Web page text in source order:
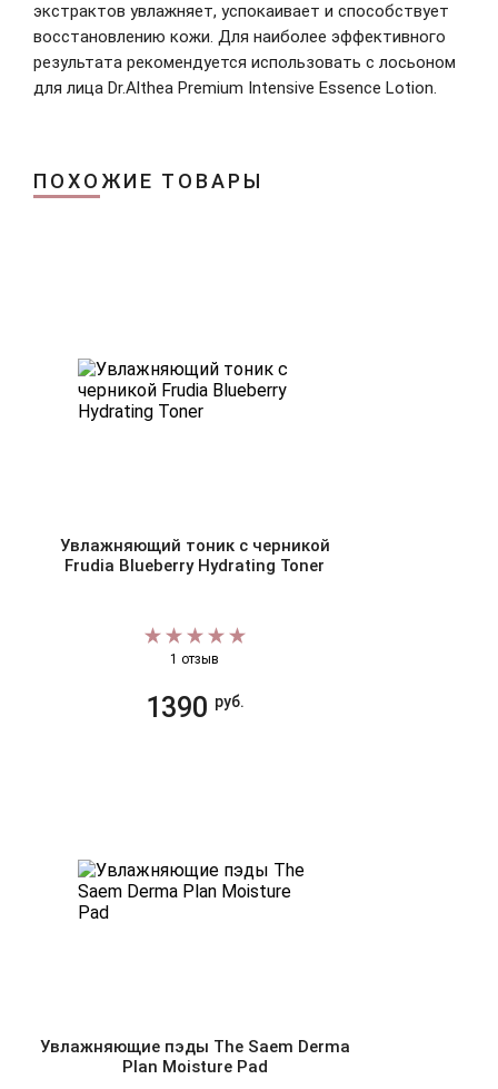
экстрактов увлажняет, успокаивает и способствует
восстановлению кожи. Для наиболее эффективного
результата рекомендуется использовать с лосьоном
для лица Dr.Althea Premium Intensive Essence Lotion.
Зарегистрироваться
ПОХОЖИЕ ТОВАРЫ
Увлажняющий тоник с черникой
Frudia Blueberry Hydrating Toner
1 отзыв
1390 руб.
Увлажняющие пэды The Saem Derma
Plan Moisture Pad